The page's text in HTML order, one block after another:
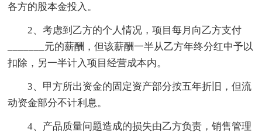
各方的股本金投入。
2、考虑到乙方的个人情况，项目每月向乙方支付
_______元的薪酬，但该薪酬一半从乙方年终分红中予以
扣除，另一半计入项目经营成本内。
3、甲方所出资金的固定资产部分按五年折旧，但流
动资金部分不计利息。
4、产品质量问题造成的损失由乙方负责，销售管理